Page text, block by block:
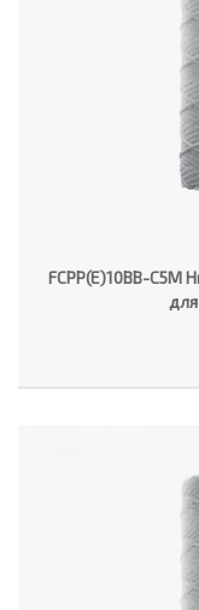
FCPP(E)10BB-